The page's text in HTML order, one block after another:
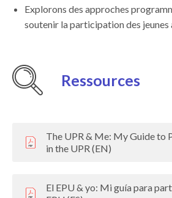
Explorons des approches
soutenir la participation des jeunes
Ressources
The UPR & Me: My Guide to
in the UPR (EN)
El EPU & yo: Mi guía para